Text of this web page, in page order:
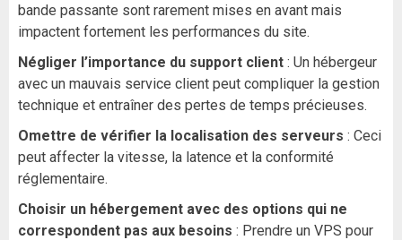
bande passante sont rarement mises en avant mais
impactent fortement les performances du site.
Négliger l’importance du support client : Un hébergeur
avec un mauvais service client peut compliquer la gestion
technique et entraîner des pertes de temps précieuses.
Omettre de vérifier la localisation des serveurs : Ceci
peut affecter la vitesse, la latence et la conformité
réglementaire.
Choisir un hébergement avec des options qui ne
correspondent pas aux besoins : Prendre un VPS pour